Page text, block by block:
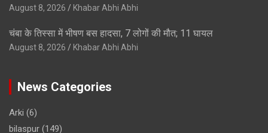
August 8, 2026 Khabar Abhi Abhi
चंबा के तिस्सा में भीषण बस हादसा, 7 लोगों की मौत; 11 घायल
August 8, 2026 Khabar Abhi Abhi
News Categories
Arki (6)
bilaspur (149)